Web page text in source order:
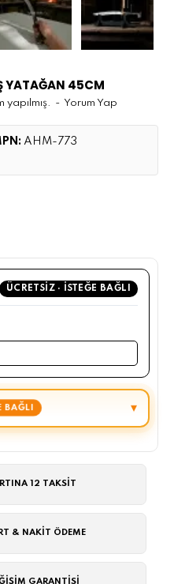
YATAĞAN 45CM
- Yorum Yap
AHM-773
ÜCRETSIZ · İSTEĞE BAĞLI
BAĞLI ▾
12 TAKSİT
& NAKİT ÖDEME
GARANTİSİ